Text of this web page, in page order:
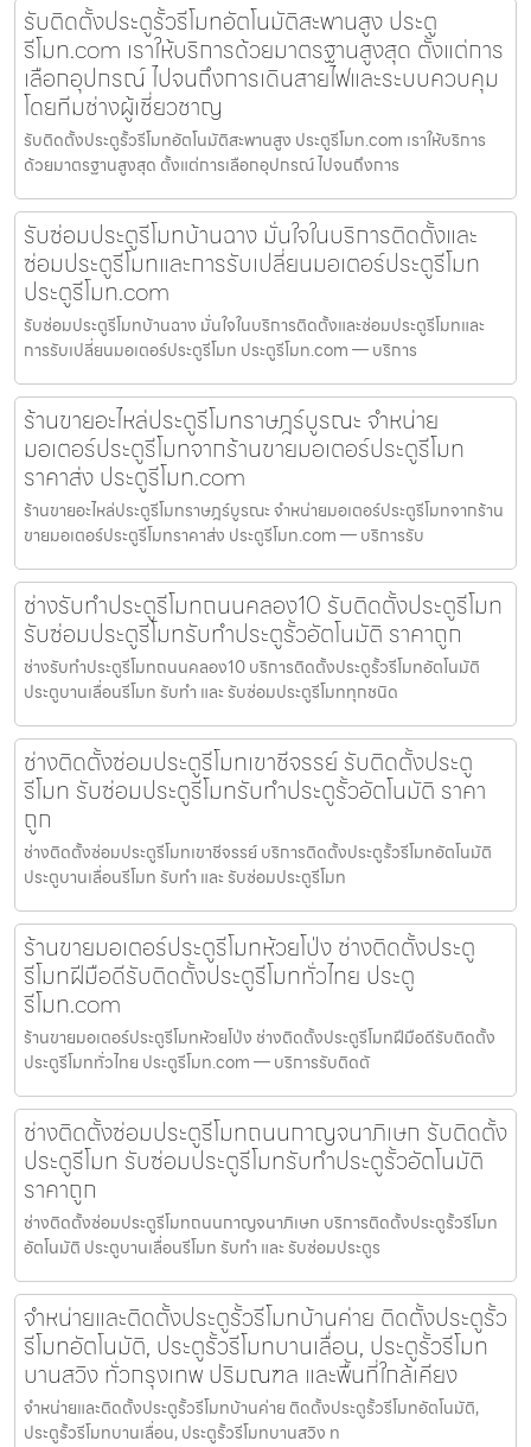
รับติดตั้งประตูรั้วรีโมทอัตโนมัติสะพานสูง ประตู
รีโมท.com เราให้บริการด้วยมาตรฐานสูงสุด ตั้งแต่การ
เลือกอุปกรณ์ ไปจนถึงการเดินสายไฟและระบบควบคุม
โดยทีมช่างผู้เชี่ยวชาญ
รับติดตั้งประตูรั้วรีโมทอัตโนมัติสะพานสูง ประตูรีโมท.com เราให้บริการ
ด้วยมาตรฐานสูงสุด ตั้งแต่การเลือกอุปกรณ์ ไปจนถึงการ
รับซ่อมประตูรีโมทบ้านฉาง มั่นใจในบริการติดตั้งและ
ซ่อมประตูรีโมทและการรับเปลี่ยนมอเตอร์ประตูรีโมท
ประตูรีโมท.com
รับซ่อมประตูรีโมทบ้านฉาง มั่นใจในบริการติดตั้งและซ่อมประตูรีโมทและ
การรับเปลี่ยนมอเตอร์ประตูรีโมท ประตูรีโมท.com — บริการ
ร้านขายอะไหล่ประตูรีโมทราษฎร์บูรณะ จำหน่าย
มอเตอร์ประตูรีโมทจากร้านขายมอเตอร์ประตูรีโมท
ราคาส่ง ประตูรีโมท.com
ร้านขายอะไหล่ประตูรีโมทราษฎร์บูรณะ จำหน่ายมอเตอร์ประตูรีโมทจากร้าน
ขายมอเตอร์ประตูรีโมทราคาส่ง ประตูรีโมท.com — บริการรับ
ช่างรับทำประตูรีโมทถนนคลอง10 รับติดตั้งประตูรีโมท
รับซ่อมประตูรีโมทรับทำประตูรั้วอัตโนมัติ ราคาถูก
ช่างรับทำประตูรีโมทถนนคลอง10 บริการติดตั้งประตูรั้วรีโมทอัตโนมัติ
ประตูบานเลื่อนรีโมท รับทำ และ รับซ่อมประตูรีโมททุกชนิด
ช่างติดตั้งซ่อมประตูรีโมทเขาชีจรรย์ รับติดตั้งประตู
รีโมท รับซ่อมประตูรีโมทรับทำประตูรั้วอัตโนมัติ ราคา
ถูก
ช่างติดตั้งซ่อมประตูรีโมทเขาชีจรรย์ บริการติดตั้งประตูรั้วรีโมทอัตโนมัติ
ประตูบานเลื่อนรีโมท รับทำ และ รับซ่อมประตูรีโมท
ร้านขายมอเตอร์ประตูรีโมทห้วยโป่ง ช่างติดตั้งประตู
รีโมทฝีมือดีรับติดตั้งประตูรีโมททั่วไทย ประตู
รีโมท.com
ร้านขายมอเตอร์ประตูรีโมทห้วยโป่ง ช่างติดตั้งประตูรีโมทฝีมือดีรับติดตั้ง
ประตูรีโมททั่วไทย ประตูรีโมท.com — บริการรับติดตั
ช่างติดตั้งซ่อมประตูรีโมทถนนกาญจนาภิเษก รับติดตั้ง
ประตูรีโมท รับซ่อมประตูรีโมทรับทำประตูรั้วอัตโนมัติ
ราคาถูก
ช่างติดตั้งซ่อมประตูรีโมทถนนกาญจนาภิเษก บริการติดตั้งประตูรั้วรีโมท
อัตโนมัติ ประตูบานเลื่อนรีโมท รับทำ และ รับซ่อมประตูร
จำหน่ายและติดตั้งประตูรั้วรีโมทบ้านค่าย ติดตั้งประตูรั้ว
รีโมทอัตโนมัติ, ประตูรั้วรีโมทบานเลื่อน, ประตูรั้วรีโมท
บานสวิง ทั่วกรุงเทพ ปริมณฑล และพื้นที่ใกล้เคียง
จำหน่ายและติดตั้งประตูรั้วรีโมทบ้านค่าย ติดตั้งประตูรั้วรีโมทอัตโนมัติ,
ประตูรั้วรีโมทบานเลื่อน, ประตูรั้วรีโมทบานสวิง ท